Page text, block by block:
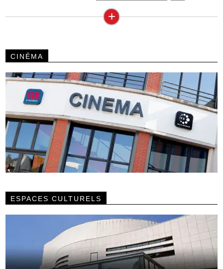
+
CINÉMA
ESPACES CULTURELS